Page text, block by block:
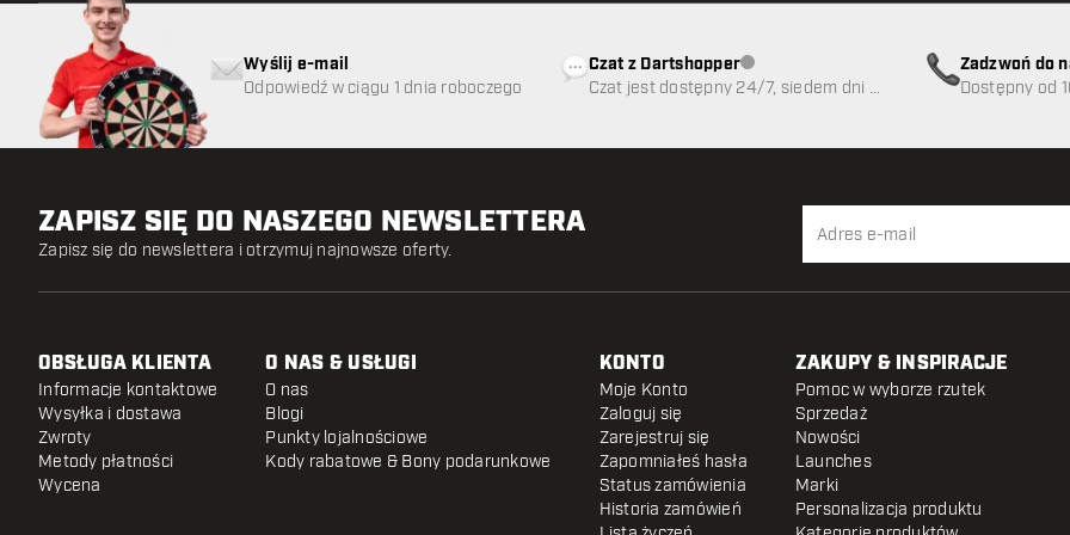
Wyślij e-mail
Odpowiedź w ciągu 1 dnia roboczego
Czat z DartshopperObsługa klienta niedostępna
Czat jest dostępny 24/7, siedem dni w
Zadzwoń do
89
Dostępny od
ZAPISZ SIĘ DO NASZEGO NEWSLETTERA
Zapisz się do newslettera i otrzymuj najnowsze oferty.
OBSŁUGA KLIENTA
Informacje kontaktowe
Wysyłka i dostawa
Zwroty
Metody płatności
Wycena
O NAS & USŁUGI
O nas
Blogi
Punkty lojalnościowe
Kody rabatowe & Bony podarunkowe
KONTO
Moje Konto
Zaloguj się
Zarejestruj się
Zapomniałeś hasła
Status zamówienia
Historia zamówień
ZAKUPY & INSPIRACJE
Pomoc w wyborze rzutek
Sprzedaż
Nowości
Launches
Marki
Personalizacja produktu